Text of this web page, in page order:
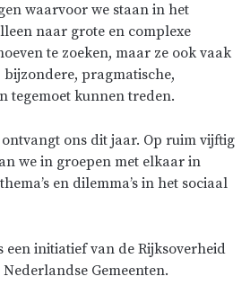
waarvoor we staan in het
naar grote en complexe
te zoeken, maar ze ook vaak
bijzondere, pragmatische,
tegemoet kunnen treden.
ons dit jaar. Op ruim vijftig
we in groepen met elkaar in
en dilemma’s in het sociaal
een initiatief van de Rijksoverheid
Gemeenten.